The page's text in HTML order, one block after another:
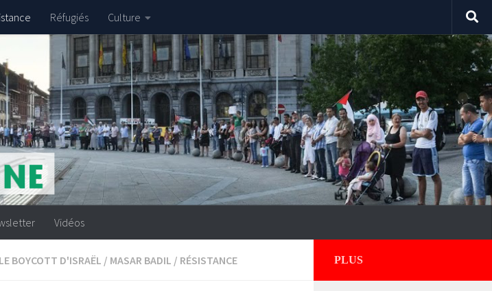
Réfugiés Culture
Vidéos
LE BOYCOTT D'ISRAËL / MASAR BADIL / RÉSISTANCE PLUS